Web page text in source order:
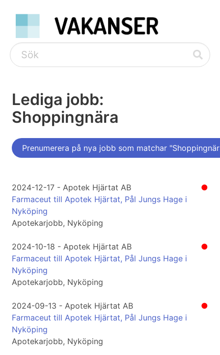
Lediga jobb:
Shoppingnära
Prenumerera på nya jobb som matchar
●
2024-12-17 - Apotek Hjärtat AB
Farmaceut till Apotek Hjärtat, Pål Jungs Hage i
Nyköping
Apotekarjobb, Nyköping
●
2024-10-18 - Apotek Hjärtat AB
Farmaceut till Apotek Hjärtat, Pål Jungs Hage i
Nyköping
Apotekarjobb, Nyköping
●
2024-09-13 - Apotek Hjärtat AB
Farmaceut till Apotek Hjärtat, Pål Jungs Hage i
Nyköping
Apotekarjobb, Nyköping